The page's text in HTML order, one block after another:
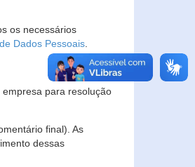
os necessários
Dados Pessoais
para resolução
final). As
dessas